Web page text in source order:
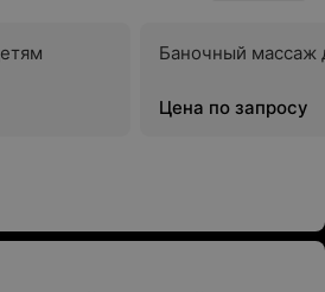
Баночный массаж
Цена по запросу